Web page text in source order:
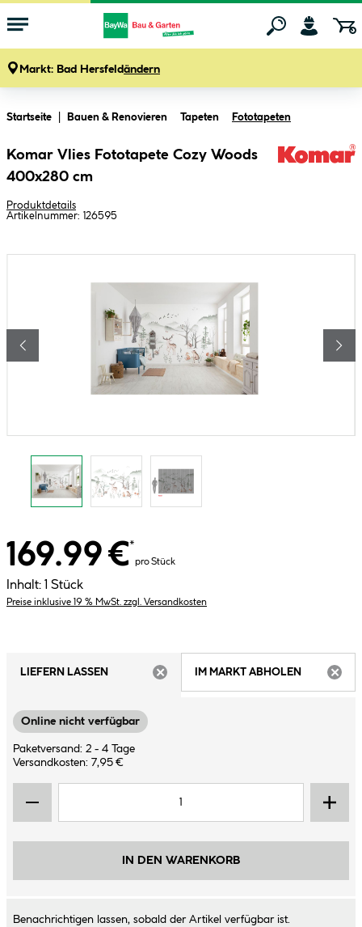
Markt: Bad Hersfeldändern
Startseite Bauen & Renovieren Tapeten Fototapeten
Komar Vlies Fototapete Cozy Woods
400x280 cm
Produktdetails
Artikelnummer: 126595
169.99 €*
pro Stück
Inhalt: 1 Stück
Preise inklusive 19 % MwSt. zzgl. Versandkosten
LIEFERN LASSEN
IM MARKT ABHOLEN
Online nicht verfügbar
Paketversand: 2 - 4 Tage
Versandkosten: 7,95 €
IN DEN WARENKORB
Benachrichtigen lassen, sobald der Artikel verfügbar ist.